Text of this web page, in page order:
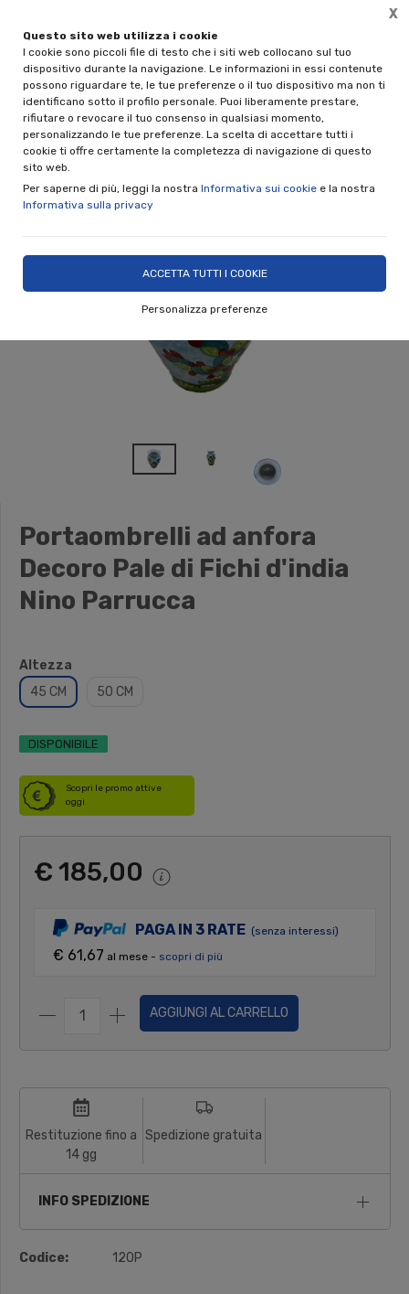
Questo sito web utilizza i cookie
I cookie sono piccoli file di testo che i siti web collocano sul tuo
dispositivo durante la navigazione. Le informazioni in essi contenute
possono riguardare te, le tue preferenze o il tuo dispositivo ma non ti
identificano sotto il profilo personale. Puoi liberamente prestare,
rifiutare o revocare il tuo consenso in qualsiasi momento,
personalizzando le tue preferenze. La scelta di accettare tutti i
cookie ti offre certamente la completezza di navigazione di questo
sito web.
Per saperne di più, leggi la nostra Informativa sui cookie e la nostra
Informativa sulla privacy
ACCETTA TUTTI I COOKIE
Personalizza preferenze
X
PARRUCCA
e 100€
Spedizione gratuita per acquisti
(solo per spedizioni in
Portaombrelli ad anfora
Decoro Pale di Fichi d'india
Nino Parrucca
Altezza
45 CM
50 CM
DISPONIBILE
Scopri le promo attive
oggi
€ 185,00
PAGA IN 3 RATE (senza interessi)
€ 61,67 al mese - scopri di più
AGGIUNGI AL CARRELLO
Restituzione fino a
14 gg
Spedizione gratuita
INFO SPEDIZIONE
Codice: 120P